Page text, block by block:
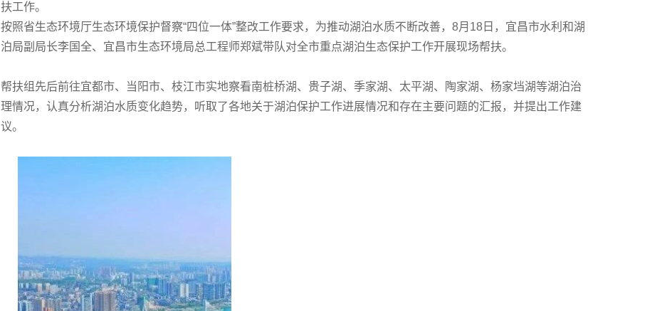
扶工作。
按照省生态环境厅生态环境保护督察“四位一体”整改工作要求，为推动湖泊水质不断改善，8月18日，宜昌市水利和湖
泊局副局长李国全、宜昌市生态环境局总工程师郑斌带队对全市重点湖泊生态保护工作开展现场帮扶。
帮扶组先后前往宜都市、当阳市、枝江市实地察看南桩桥湖、贵子湖、季家湖、太平湖、陶家湖、杨家垱湖等湖泊治
理情况，认真分析湖泊水质变化趋势，听取了各地关于湖泊保护工作进展情况和存在主要问题的汇报，并提出工作建
议。